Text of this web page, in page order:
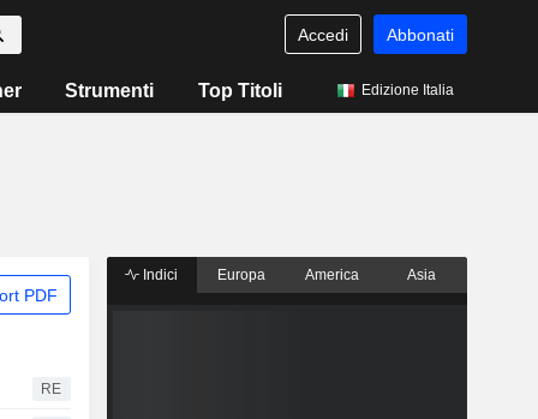
Accedi Abbonati
Strumenti Top Titoli Edizione Italia
PDF
RE
Indici Europa America Asia